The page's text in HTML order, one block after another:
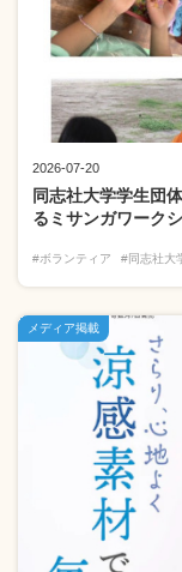
2026-07-20
同志社大学学生団
るミサンガワーク
#ボランティア #同志社大
メディア掲載